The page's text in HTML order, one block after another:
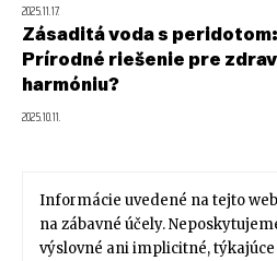
2025.11.17.
Zásaditá voda s peridotom:
Prírodné riešenie pre
harmóniu?
2025.10.11.
Informácie uvedené na tejto
na zábavné účely.
výslovné ani implicitné,